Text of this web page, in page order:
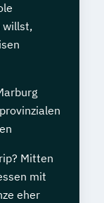
willst,
Mitten
mit
eher